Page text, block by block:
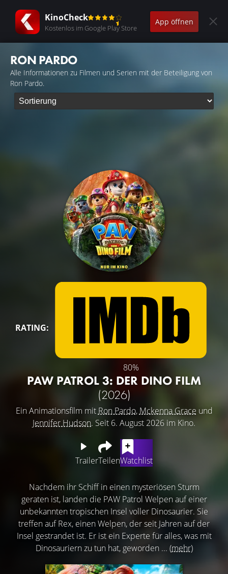
KinoCheck
Kostenlos im Google Play Store
App öffnen
RON PARDO
Alle Informationen zu Filmen und Serien mit der Beteiligung von
Ron Pardo.
RATING:
80%
PAW PATROL 3: DER DINO FILM
(2026)
Ein Animationsfilm mit Ron Pardo, Mckenna Grace und
Jennifer Hudson. Seit 6. August 2026 im Kino.
TrailerTeilenWatchlist
Nachdem ihr Schiff in einen mysteriösen Sturm
geraten ist, landen die PAW Patrol Welpen auf einer
unbekannten tropischen Insel voller Dinosaurier. Sie
treffen auf Rex, einen Welpen, der seit Jahren auf der
Insel gestrandet ist. Er ist ein Experte für alles, was mit
Dinosauriern zu tun hat, geworden ... (mehr)